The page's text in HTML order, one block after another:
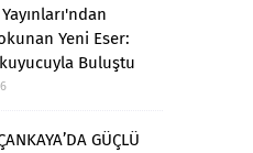
Yeni Eser:
Buluştu
GÜÇLÜ